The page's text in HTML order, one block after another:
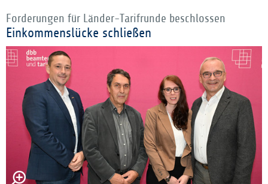
Forderungen für Länder-Tarifrunde beschlossen
Einkommenslücke schließen